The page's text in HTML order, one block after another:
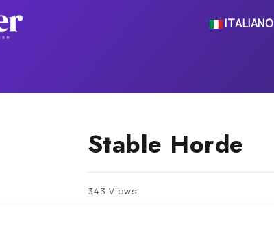
ITALIANO
Stable Horde
343 Views